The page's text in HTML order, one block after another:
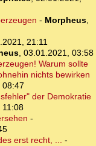
- Morpheus,
21:11
, 03.01.2021, 03:58
Warum sollte
nichts bewirken
08:47
der Demokratie
11:08
-
erst recht, ... -